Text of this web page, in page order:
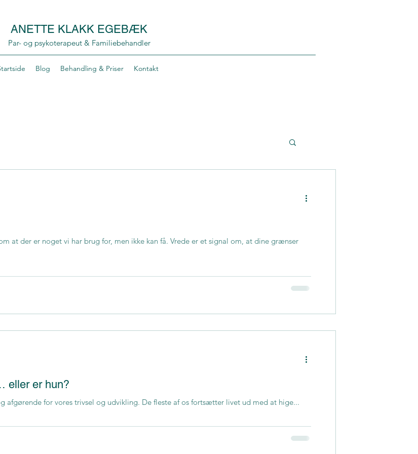
ANETTE KLAKK EGEBÆK
Par- og psykoterapeut & Familiebehandler
Blog Behandling & Priser Kontakt
at der er noget vi har brug for, men ikke kan få. Vrede er et signal om, at dine grænser
eller er hun?
afgørende for vores trivsel og udvikling. De fleste af os fortsætter livet ud med at hige...